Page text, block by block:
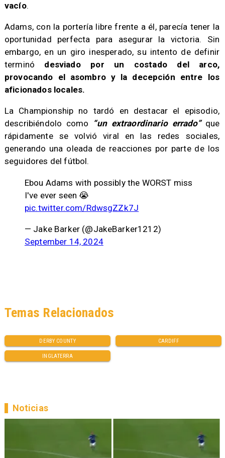
vacío.
Adams, con la portería libre frente a él, parecía tener la
oportunidad perfecta para asegurar la victoria. Sin
embargo, en un giro inesperado, su intento de definir
terminó desviado por un costado del arco,
provocando el asombro y la decepción entre los
aficionados locales.
La Championship no tardó en destacar el episodio,
describiéndolo como
“un extraordinario errado”que
rápidamente se volvió viral en las redes sociales,
generando una oleada de reacciones por parte de los
seguidores del fútbol.
Ebou Adams with possibly the WORST miss
I've ever seen 😭
pic.twitter.com/RdwsgZZk7J
— Jake Barker (@JakeBarker1212)
September 14, 2024
DERBY COUNTY CARDIFF
INGLATERRA
Temas Relacionados
Noticias